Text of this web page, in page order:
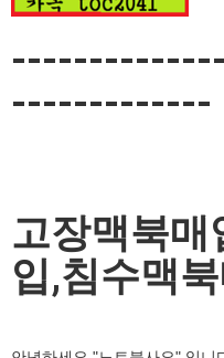
-------------
고장맥북매
입,침수맥